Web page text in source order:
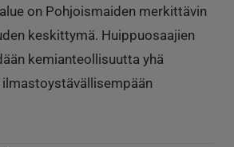
on Pohjoismaiden merkittävin
keskittymä. Huippuosaajien
kemianteollisuutta yhä
ilmastoystävällisempään